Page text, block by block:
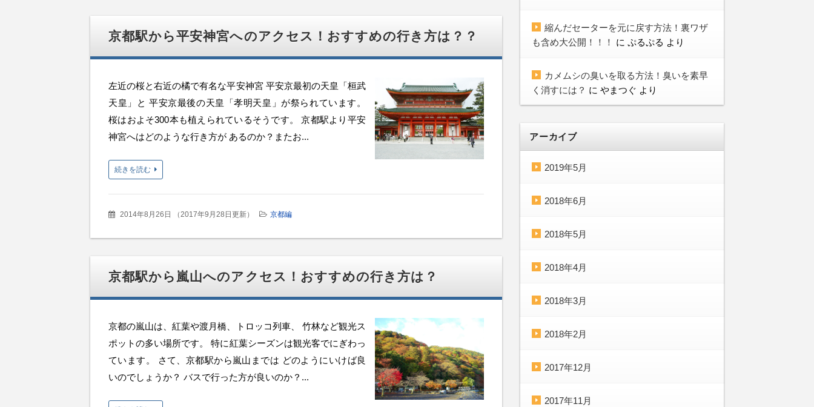
京都駅から平安神宮へのアクセス！おすすめの行き方は？？
左近の桜と右近の橘で有名な平安神宮 平安京最初の天皇「桓武
天皇」と 平安京最後の天皇「孝明天皇」が祭られています。
桜はおよそ300本も植えられているそうです。 京都駅より平安
神宮へはどのような行き方が あるのか？またお...
続きを読む
2014年8月26日 （2017年9月28日更新） 京都編
京都駅から嵐山へのアクセス！おすすめの行き方は？
京都の嵐山は、紅葉や渡月橋、トロッコ列車、 竹林など観光ス
ポットの多い場所です。 特に紅葉シーズンは観光客でにぎわっ
ています。 さて、京都駅から嵐山までは どのようにいけば良
いのでしょうか？ バスで行った方が良いのか？...
縮んだセーターを元に戻す方法！裏ワザ
も含め大公開！！！
に ぷるぷる より
カメムシの臭いを取る方法！臭いを素早
く消すには？ に やまつぐ より
アーカイブ
2019年5月
2018年6月
2018年5月
2018年4月
2018年3月
2018年2月
2017年12月
2017年11月